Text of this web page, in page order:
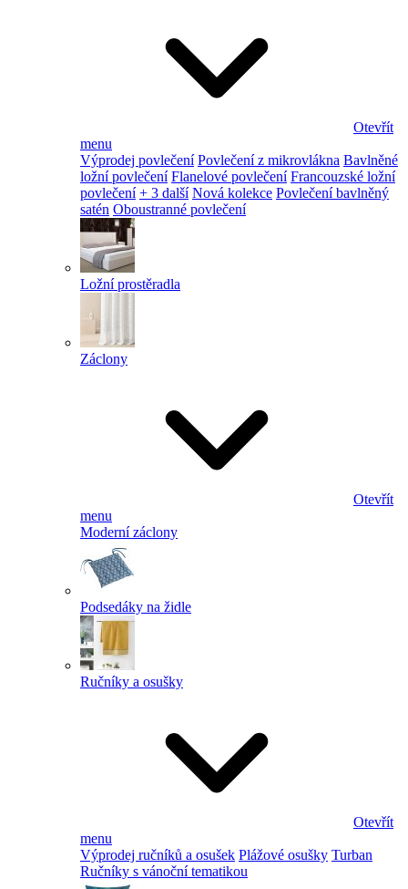
Otevřít
menu
Výprodej povlečení Povlečení z mikrovlákna Bavlněné
ložní povlečení Flanelové povlečení Francouzské ložní
povlečení + 3 další Nová kolekce Povlečení bavlněný
satén Oboustranné povlečení
Ložní prostěradla
Záclony
Otevřít
menu
Moderní záclony
Podsedáky na židle
Ručníky a osušky
Otevřít
menu
Výprodej ručníků a osušek Plážové osušky Turban
Ručníky s vánoční tematikou